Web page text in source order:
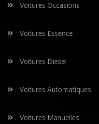
Voitures Occasions
Voitures Essence
Voitures Diesel
Voitures Automatiques
Voitures Manuelles